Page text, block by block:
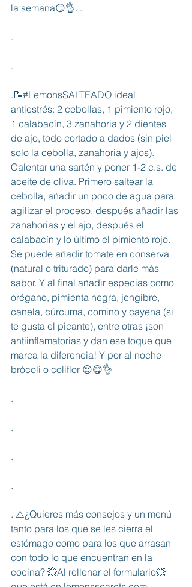
la semana😏👌. .
.
.
.📝#LemonsSALTEADO ideal
antiestrés: 2 cebollas, 1 pimiento rojo,
1 calabacín, 3 zanahoria y 2 dientes
de ajo, todo cortado a dados (sin piel
solo la cebolla, zanahoria y ajos).
Calentar una sartén y poner 1-2 c.s. de
aceite de oliva. Primero saltear la
cebolla, añadir un poco de agua para
agilizar el proceso, después añadir las
zanahorias y el ajo, después el
calabacín y lo último el pimiento rojo.
Se puede añadir tomate en conserva
(natural o triturado) para darle más
sabor. Y al final añadir especias como
orégano, pimienta negra, jengibre,
canela, cúrcuma, comino y cayena (si
te gusta el picante), entre otras ¡son
antiinflamatorias y dan ese toque que
marca la diferencia! Y por al noche
brócoli o coliflor 😍😋👌
.
.
.
.
. ⚠️¿Quieres más consejos y un menú
tanto para los que se les cierra el
estómago como para los que arrasan
con todo lo que encuentran en la
cocina? 💥Al rellenar el formulario💥